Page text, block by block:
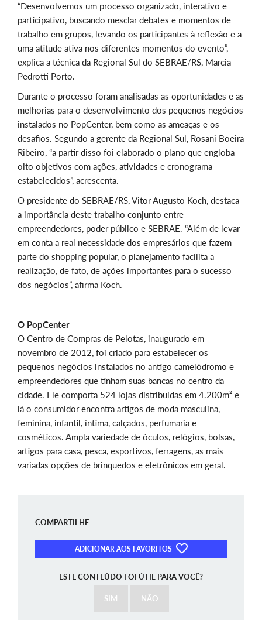
“Desenvolvemos um processo organizado, interativo e
participativo, buscando mesclar debates e momentos de
trabalho em grupos, levando os participantes à reflexão e a
uma atitude ativa nos diferentes momentos do evento”,
explica a técnica da Regional Sul do SEBRAE/RS, Marcia
Pedrotti Porto.
Durante o processo foram analisadas as oportunidades e as
melhorias para o desenvolvimento dos pequenos negócios
instalados no PopCenter, bem como as ameaças e os
desafios. Segundo a gerente da Regional Sul, Rosani Boeira
Ribeiro, “a partir disso foi elaborado o plano que engloba
oito objetivos com ações, atividades e cronograma
estabelecidos”, acrescenta.
O presidente do SEBRAE/RS, Vitor Augusto Koch, destaca
a importância deste trabalho conjunto entre
empreendedores, poder público e SEBRAE. “Além de levar
em conta a real necessidade dos empresários que fazem
parte do shopping popular, o planejamento facilita a
realização, de fato, de ações importantes para o sucesso
dos negócios”, afirma Koch.
O PopCenter
O Centro de Compras de Pelotas, inaugurado em
novembro de 2012, foi criado para estabelecer os
pequenos negócios instalados no antigo camelódromo e
empreendedores que tinham suas bancas no centro da
cidade. Ele comporta 524 lojas distribuídas em 4.200m² e
lá o consumidor encontra artigos de moda masculina,
feminina, infantil, íntima, calçados, perfumaria e
cosméticos. Ampla variedade de óculos, relógios, bolsas,
artigos para casa, pesca, esportivos, ferragens, as mais
variadas opções de brinquedos e eletrônicos em geral.
COMPARTILHE
ADICIONAR AOS FAVORITOS
ESTE CONTEÚDO FOI ÚTIL PARA VOCÊ?
SIM NÃO